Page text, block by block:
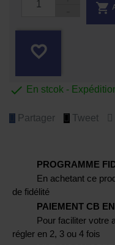

favorite_border
 En stcok -
Partager Tweet
PROGRAMME
En achetant ce
de fidélité
PAIEMENT CB
Pour faciliter votre
régler en 2, 3 ou 4 fois